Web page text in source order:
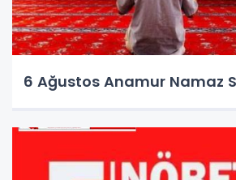
6 Ağustos Anamur Namaz